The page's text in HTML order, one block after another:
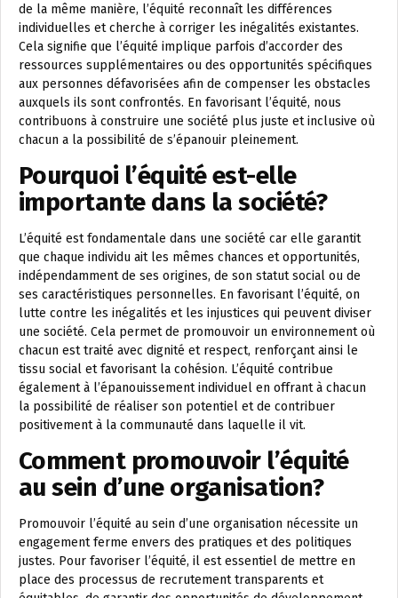
de la même manière, l’équité reconnaît les différences
individuelles et cherche à corriger les inégalités existantes.
Cela signifie que l’équité implique parfois d’accorder des
ressources supplémentaires ou des opportunités spécifiques
aux personnes défavorisées afin de compenser les obstacles
auxquels ils sont confrontés. En favorisant l’équité, nous
contribuons à construire une société plus juste et inclusive où
chacun a la possibilité de s’épanouir pleinement.
Pourquoi l’équité est-elle
importante dans la société?
L’équité est fondamentale dans une société car elle garantit
que chaque individu ait les mêmes chances et opportunités,
indépendamment de ses origines, de son statut social ou de
ses caractéristiques personnelles. En favorisant l’équité, on
lutte contre les inégalités et les injustices qui peuvent diviser
une société. Cela permet de promouvoir un environnement où
chacun est traité avec dignité et respect, renforçant ainsi le
tissu social et favorisant la cohésion. L’équité contribue
également à l’épanouissement individuel en offrant à chacun
la possibilité de réaliser son potentiel et de contribuer
positivement à la communauté dans laquelle il vit.
Comment promouvoir l’équité
au sein d’une organisation?
Promouvoir l’équité au sein d’une organisation nécessite un
engagement ferme envers des pratiques et des politiques
justes. Pour favoriser l’équité, il est essentiel de mettre en
place des processus de recrutement transparents et